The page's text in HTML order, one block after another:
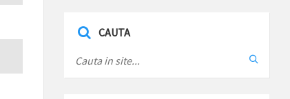
CAUTA